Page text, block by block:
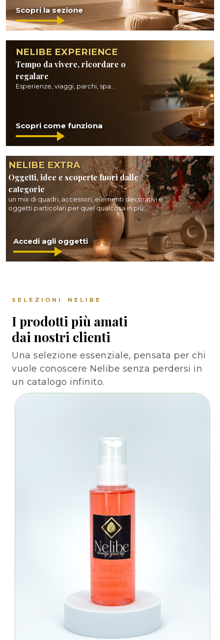
Scopri la sezione
NELIBE EXPERIENCE
Tempo da vivere, ricordare o
regalare
Esperienze, viaggi, parchi, spa...
Scopri come funziona
NELIBE EXTRA
Oggetti, idee e scoperte fuori dalle
categorie
un mix di quadri, accessori, elementi decorativi e
oggetti particolari per quel qualcosa in più...
Accedi agli oggetti
SELEZIONI NELIBE
I prodotti più amati
dai nostri clienti
Una selezione essenziale, pensata per chi
vuole conoscere Nelibe senza perdersi in
un catalogo infinito.